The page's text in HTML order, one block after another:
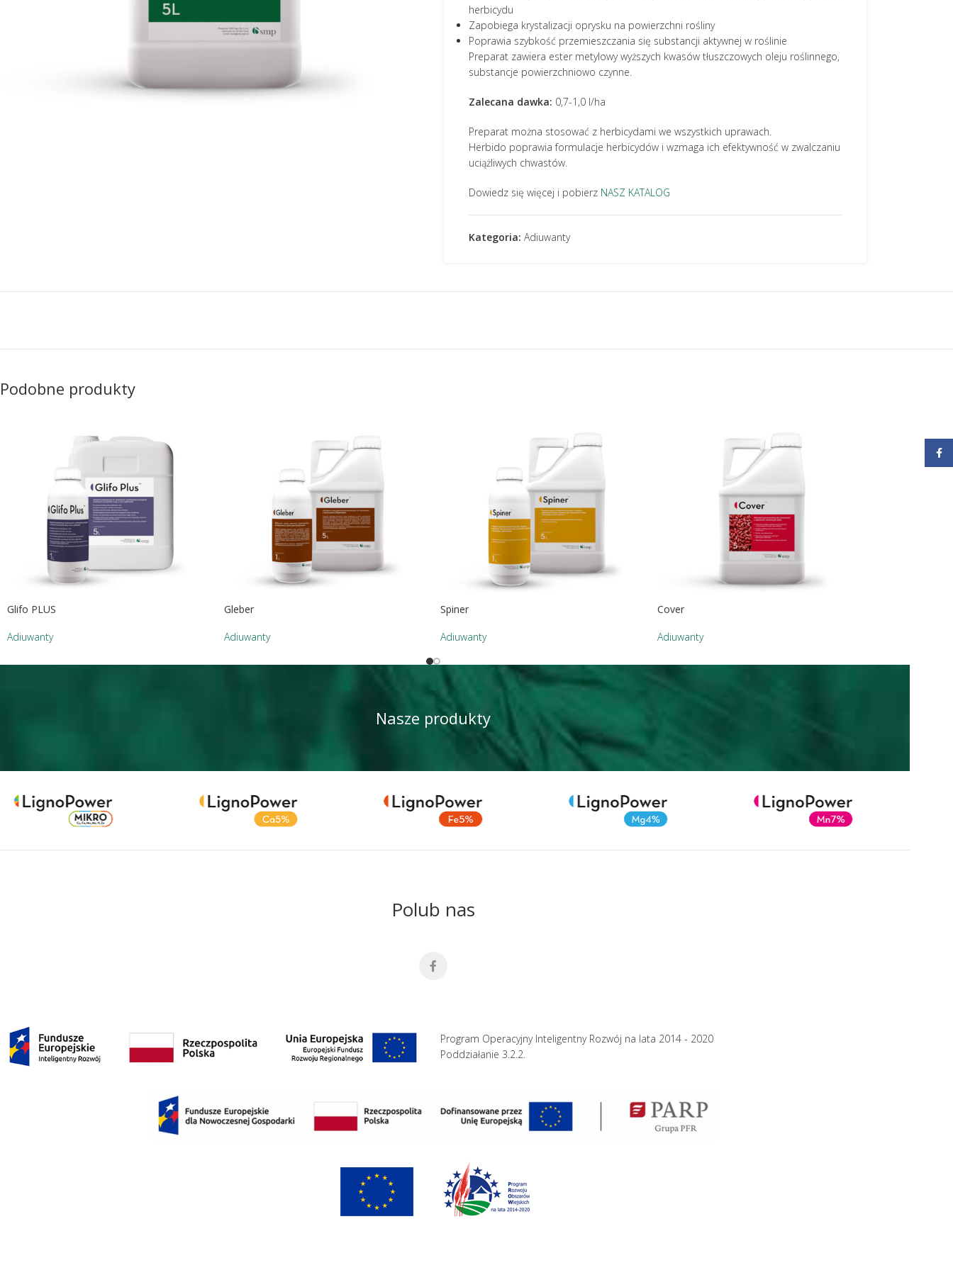
herbicydu
Zapobiega krystalizacji oprysku na powierzchni rośliny
Poprawia szybkość przemieszczania się substancji aktywnej w roślinie
Preparat zawiera ester metylowy wyższych kwasów tłuszczowych oleju roślinnego,
substancje powierzchniowo czynne.
Zalecana dawka: 0,7-1,0 l/ha
Preparat można stosować z herbicydami we wszystkich uprawach.
Herbido poprawia formulacje herbicydów i wzmaga ich efektywność w zwalczaniu
uciążliwych chwastów.
Dowiedz się więcej i pobierz NASZ KATALOG
Kategoria: Adiuwanty
Podobne produkty
Glifo PLUS
Adiuwanty
Gleber
Adiuwanty
Spiner
Adiuwanty
Cover
Adiuwanty
Nasze produkty
Polub nas
Program Operacyjny Inteligentny Rozwój na lata 2014 - 2020
Poddziałanie 3.2.2.